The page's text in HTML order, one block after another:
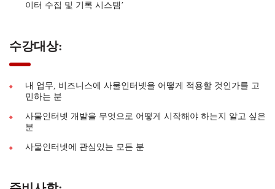
이터 수집 및 기록 시스템’
수강대상:
내 업무, 비즈니스에 사물인터넷을 어떻게 적용할 것인가를 고
민하는 분
사물인터넷 개발을 무엇으로 어떻게 시작해야 하는지 알고 싶은
분
사물인터넷에 관심있는 모든 분